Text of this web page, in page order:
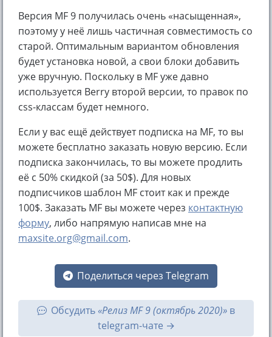
Версия MF 9 получилась очень «насыщенная»,
поэтому у неё лишь частичная совместимость со
старой. Оптимальным вариантом обновления
будет установка новой, а свои блоки добавить
уже вручную. Поскольку в MF уже давно
используется Berry второй версии, то правок по
css-классам будет немного.
Если у вас ещё действует подписка на MF, то вы
можете бесплатно заказать новую версию. Если
подписка закончилась, то вы можете продлить
её с 50% скидкой (за 50$). Для новых
подписчиков шаблон MF стоит как и прежде
100$. Заказать MF вы можете через контактную
форму, либо напрямую написав мне на
maxsite.org@gmail.com.
Поделиться через Telegram
Обсудить «Релиз MF 9 (октябрь 2020)» в
telegram-чате